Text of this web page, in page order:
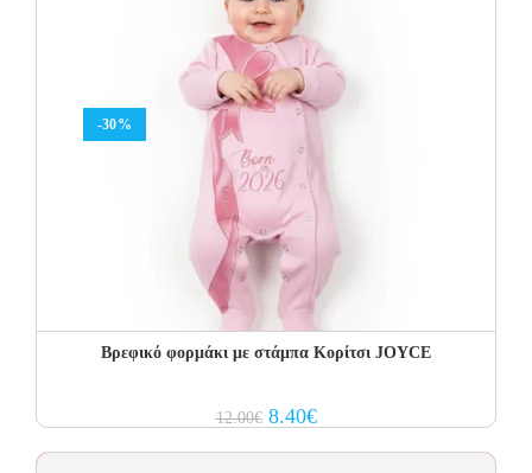
-30%
Βρεφικό φορμάκι με στάμπα Κορίτσι JOYCE
12.00€ Original
price
8.40€Current
price